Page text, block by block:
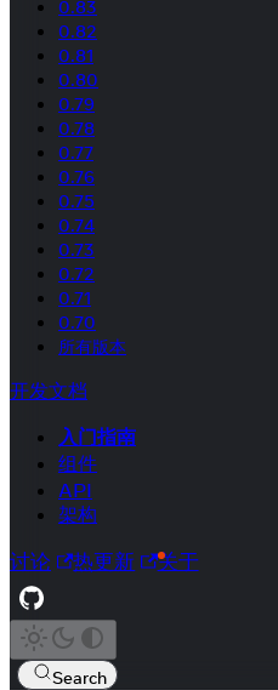
0.83
0.82
0.81
0.80
0.79
0.78
0.77
0.76
0.75
0.74
0.73
0.72
0.71
0.70
所有版本
开发文档
入门指南
组件
API
架构
讨论 热更新 关于
Search